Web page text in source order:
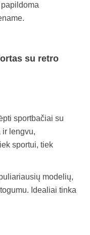
su retro
sportbačiai su
lengvu,
sportui, tiek
modelių,
Idealiai tinka